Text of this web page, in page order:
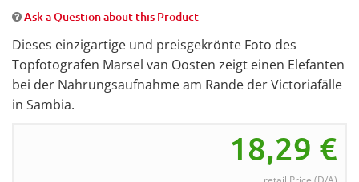
Ask a Question about this Product
Dieses einzigartige und preisgekrönte Foto des
Topfotografen Marsel van Oosten zeigt einen Elefanten
bei der Nahrungsaufnahme am Rande der Victoriafälle
in Sambia.
18,29 €